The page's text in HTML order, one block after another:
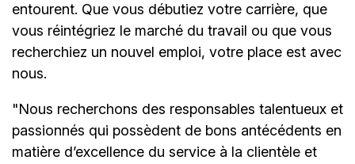
entourent. Que vous débutiez votre carrière, que
vous réintégriez le marché du travail ou que vous
recherchiez un nouvel emploi, votre place est avec
nous.
"Nous recherchons des responsables talentueux et
passionnés qui possèdent de bons antécédents en
matière d’excellence du service à la clientèle et